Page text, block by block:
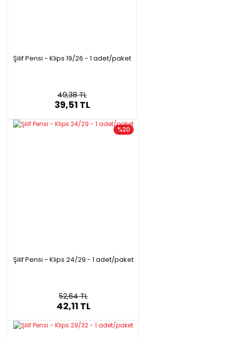
Şilif Pensi - Klips 19/26 - 1 adet/paket
49,38 TL
39,51 TL
%20
Şilif Pensi - Klips 24/29 - 1 adet/paket
52,64 TL
42,11 TL